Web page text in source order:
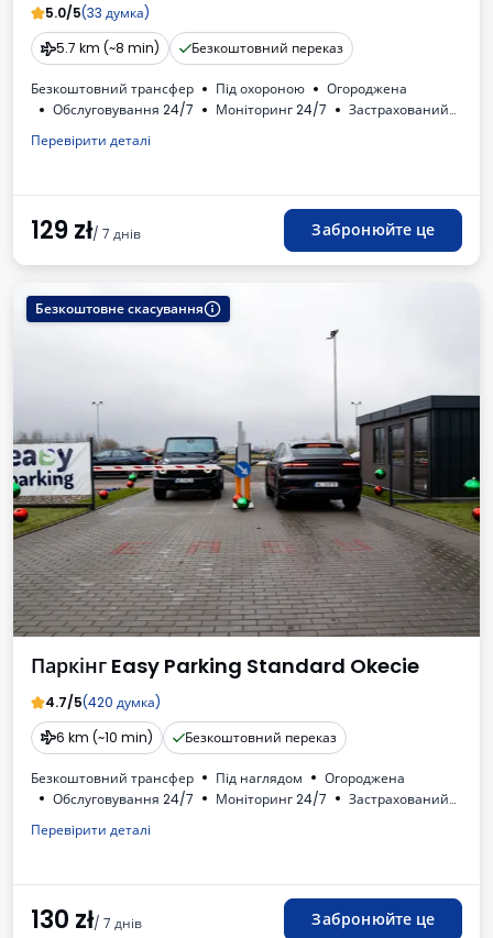
5.0/5(33 думка)
5.7 km (~8 min)
Безкоштовний переказ
Безкоштовний трансфер Під охороною
Огороджена
Обслуговування 24/7
Моніторинг 24/7
Застрахований
Місця для автобусів
Туалет
Доступні напої
Перевірити деталі
129zł/ 7 днів Забронюйте це
Безкоштовне скасування
Паркінг Easy Parking Standard Okecie
4.7/5(420 думка)
6 km (~10 min)
Безкоштовний переказ
Безкоштовний трансфер Під наглядом
Огороджена
Обслуговування 24/7
Моніторинг 24/7
Застрахований
Туалет
Дитячий куточок
ПДВ
Перевірити деталі
130 zł/ 7 днів Забронюйте це